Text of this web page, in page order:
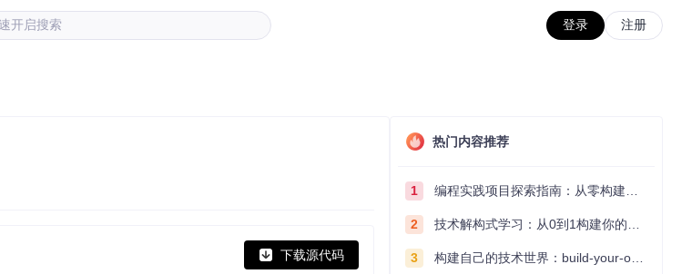
开启搜索 登录 注册
下载源代码
热门内容推荐
1 编程实践项目探索指南：从零构建技术能力体系
2 技术解构式学习：从0到1构建你的编程知识体系
3 构建自己的技术世界：build-your-own-x项目的实践探索指南